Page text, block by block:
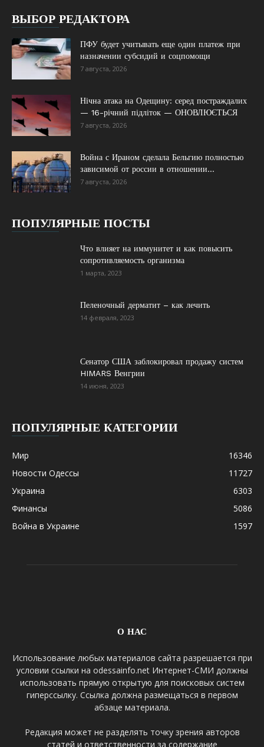
ВЫБОР РЕДАКТОРА
ПФУ будет учитывать еще один платеж при
назначении субсидий и соцпомощи
7 августа, 2026
Нічна атака на Одещину: серед постраждалих
— 16-річний підліток — ОНОВЛЮЄТЬСЯ
7 августа, 2026
Война с Ираном сделала Бельгию полностью
зависимой от россии в отношении...
7 августа, 2026
ПОПУЛЯРНЫЕ ПОСТЫ
Что влияет на иммунитет и как повысить
сопротивляемость организма
1 марта, 2023
Пеленочный дерматит – как лечить
14 февраля, 2023
Сенатор США заблокировал продажу систем
HIMARS Венгрии
14 июня, 2023
ПОПУЛЯРНЫЕ КАТЕГОРИИ
Мир
16346
Новости Одессы
11727
Украина
6303
Финансы
5086
Война в Украине
1597
О НАС
Использование любых материалов сайта разрешается при
условии ссылки на odessainfo.net Интернет-СМИ должны
использовать прямую открытую для поисковых систем
гиперссылку. Ссылка должна размещаться в первом
абзаце материала.
Редакция может не разделять точку зрения авторов
статей и ответственности за содержание